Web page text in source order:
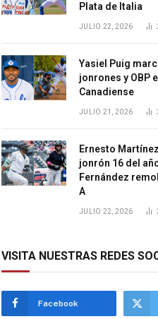
Plata de Italia
JULIO 22, 2026
Yasiel Puig
jonrones y OBP
Canadiense
JULIO 21, 2026
Ernesto
jonrón 16 del
Fernández
A
JULIO 22, 2026
VISITA NUESTRAS REDES
Facebook